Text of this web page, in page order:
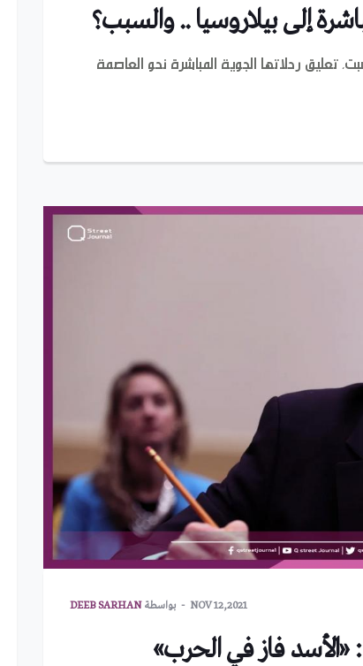
إلى بيلاروسيا .. والسبب؟
تعليق رحلاتها الجوية المباشرة نحو العاصمة
NOV 12,2021 بواسطةDEEB SARHAN
«الأسد فاز في الحرب»